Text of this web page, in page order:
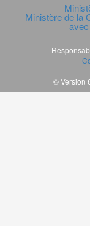
Ministère de la
© Version